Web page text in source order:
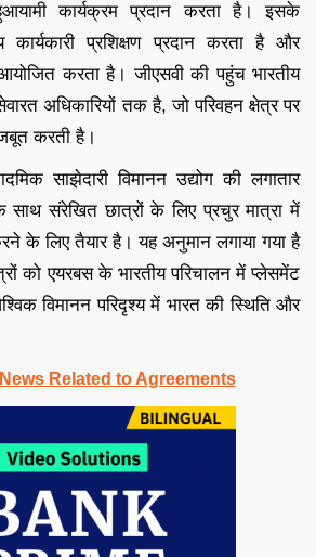
कार्यक्रम प्रदान करता है। इसके
कार्यकारी प्रशिक्षण प्रदान करता है और
करता है। जीएसवी की पहुंच भारतीय
अधिकारियों तक है, जो परिवहन क्षेत्र पर
करती है।
साझेदारी विमानन उद्योग की लगातार
साथ संरेखित छात्रों के लिए प्रचुर मात्रा में
के लिए तैयार है। यह अनुमान लगाया गया है
को एयरबस के भारतीय परिचालन में प्लेसमेंट
विमानन परिदृश्य में भारत की स्थिति और
Related to Agreements